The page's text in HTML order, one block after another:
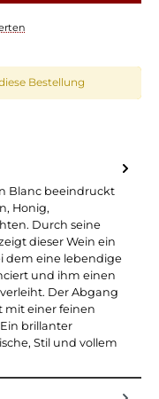
Bestellung
Blanc beeindruckt
Honig,
Durch seine
dieser Wein ein
dem eine lebendige
und ihm einen
Der Abgang
mit einer feinen
brillanter
Stil und vollem